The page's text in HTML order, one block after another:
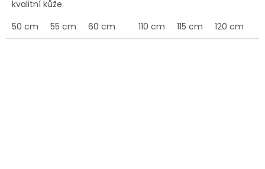
kvalitní kůže.
50 cm
55 cm 60 cm 65 cm 70 cm 75 cm
110 cm 115 cm 120 cm